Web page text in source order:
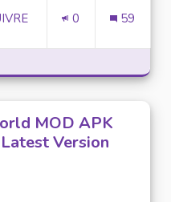
0 59
MOD APK
Version